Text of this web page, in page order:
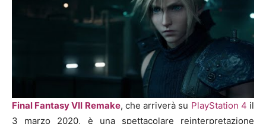
Final Fantasy VII Remake, che arriverà su PlayStation 4 il
3 marzo 2020,
è una spettacolare reinterpretazione